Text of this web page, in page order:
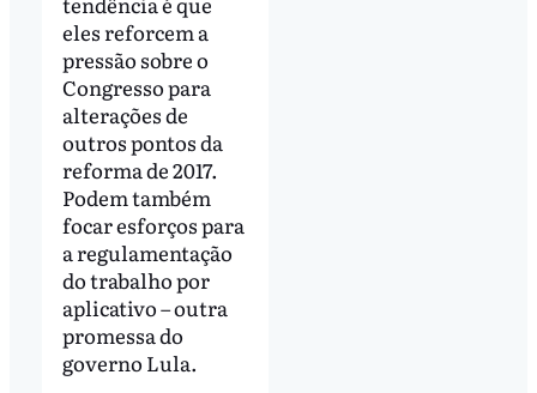
eles reforcem a
pressão sobre o
Congresso para
alterações de
outros pontos da
reforma de 2017.
Podem também
focar esforços para
a regulamentação
do trabalho por
aplicativo – outra
promessa do
governo Lula.